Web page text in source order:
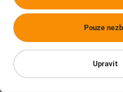
Upravit
Pouze